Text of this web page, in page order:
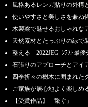
風格あるレンガ貼りの外
使いやすさと美しさを兼
木製梁で魅せるおしゃれな
天然素材とたっぷりの緑で
整える 2022JEGｺﾝﾃｽﾄ最
石張りのアプローチとア
四季折々の樹木に囲まれた
ご家族が居心地よく楽し
【受賞作品】「繋ぐ」